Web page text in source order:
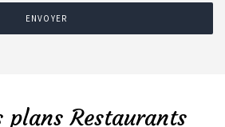
ENVOYER
plans Restaurants